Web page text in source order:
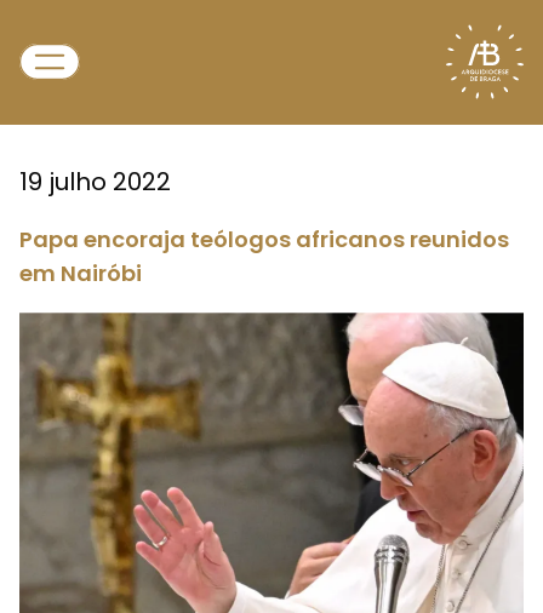
19 julho 2022
Papa encoraja teólogos africanos reunidos
em Nairóbi